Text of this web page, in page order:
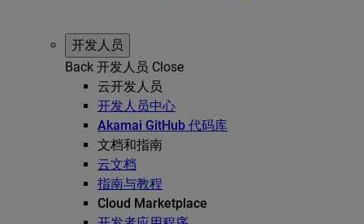
开发人员
Back 开发人员 Close
云开发人员
开发人员中心
Akamai GitHub 代码库
文档和指南
云文档
指南与教程
Cloud Marketplace